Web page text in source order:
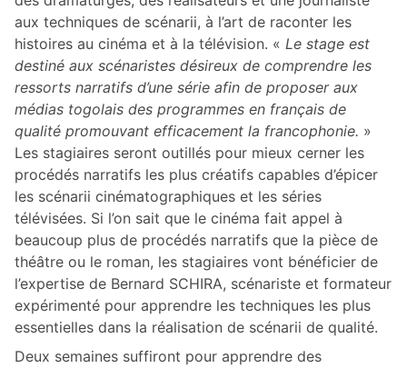
aux techniques de scénarii, à l’art de raconter les
histoires au cinéma et à la télévision. « Le stage est
destiné aux scénaristes désireux de comprendre les
ressorts narratifs d’une série afin de proposer aux
médias togolais des programmes en français de
qualité promouvant efficacement la francophonie. »
Les stagiaires seront outillés pour mieux cerner les
procédés narratifs les plus créatifs capables d’épicer
les scénarii cinématographiques et les séries
télévisées. Si l’on sait que le cinéma fait appel à
beaucoup plus de procédés narratifs que la pièce de
théâtre ou le roman, les stagiaires vont bénéficier de
l’expertise de Bernard SCHIRA, scénariste et formateur
expérimenté pour apprendre les techniques les plus
essentielles dans la réalisation de scénarii de qualité.
Deux semaines suffiront pour apprendre des